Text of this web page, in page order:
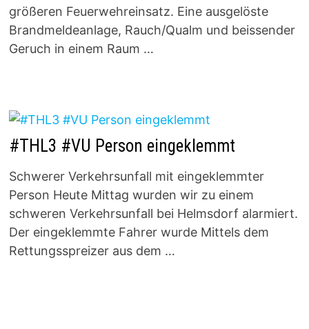
größeren Feuerwehreinsatz. Eine ausgelöste
Brandmeldeanlage, Rauch/Qualm und beissender
Geruch in einem Raum …
#THL3 #VU Person eingeklemmt
Schwerer Verkehrsunfall mit eingeklemmter
Person Heute Mittag wurden wir zu einem
schweren Verkehrsunfall bei Helmsdorf alarmiert.
Der eingeklemmte Fahrer wurde Mittels dem
Rettungsspreizer aus dem …